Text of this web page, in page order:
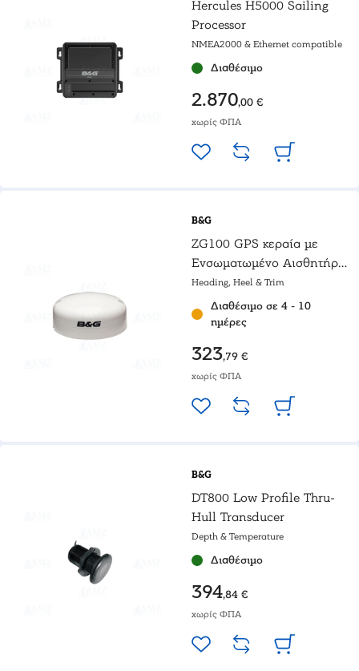
Hercules H5000 Sailing
Processor
NMEA2000 & Ethernet compatible
Διαθέσιμο
2.870,00 €
χωρίς ΦΠΑ
B&G
ZG100 GPS κεραία με
Ενσωματωμένο Αισθητήρα
Πυξίδας
Heading, Heel & Trim
Διαθέσιμο σε 4 - 10
ημέρες
323,79 €
χωρίς ΦΠΑ
B&G
DT800 Low Profile Thru-
Hull Transducer
Depth & Temperature
Διαθέσιμο
394,84 €
χωρίς ΦΠΑ